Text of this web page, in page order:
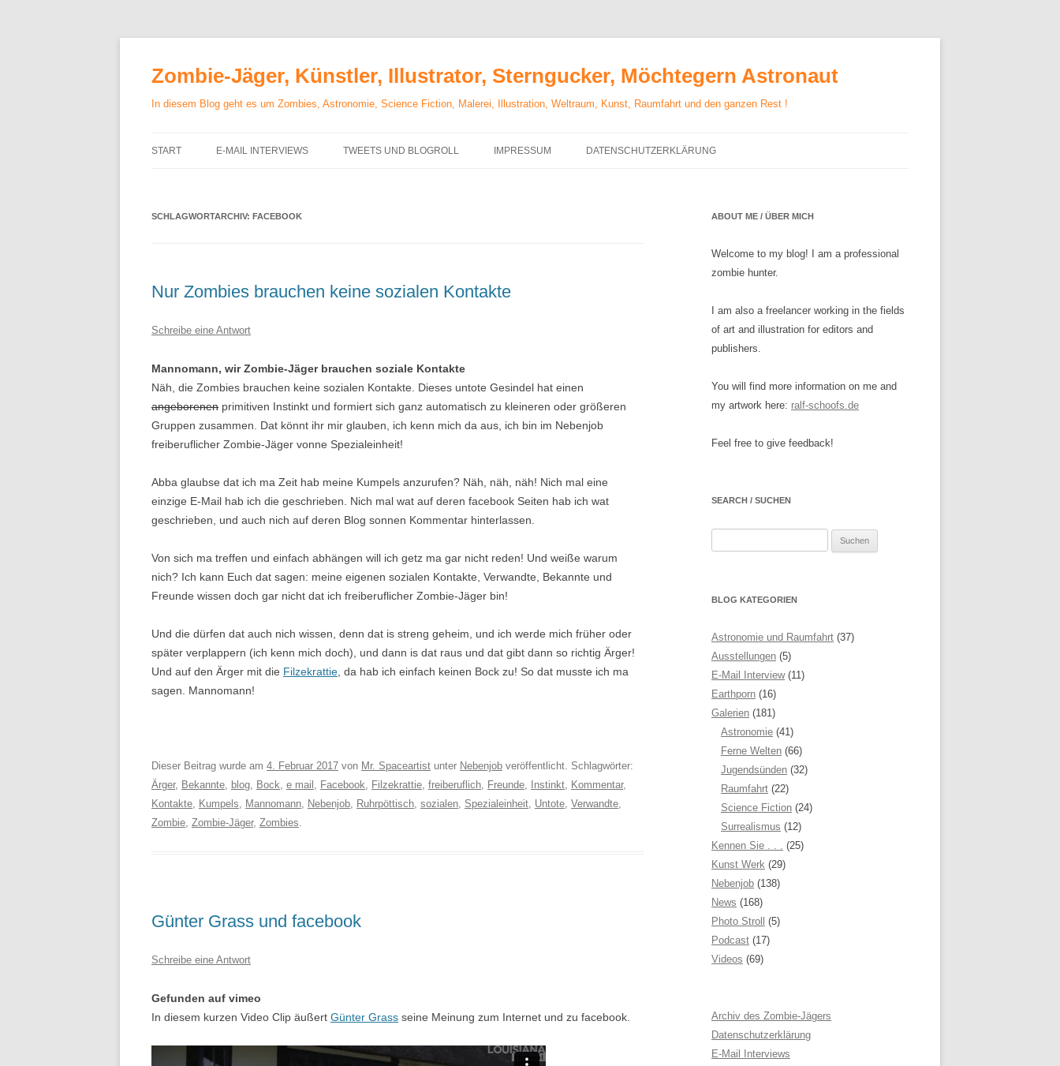
Zombie-Jäger, Künstler, Illustrator, Sterngucker, Möchtegern Astronaut
In diesem Blog geht es um Zombies, Astronomie, Science Fiction, Malerei, Illustration, Weltraum, Kunst, Raumfahrt und den ganzen Rest !
START E-MAIL INTERVIEWS TWEETS UND BLOGROLL IMPRESSUM DATENSCHUTZERKLÄRUNG
SCHLAGWORTARCHIV: FACEBOOK
Nur Zombies brauchen keine sozialen Kontakte
Schreibe eine Antwort
Mannomann, wir Zombie-Jäger brauchen soziale Kontakte
Näh, die Zombies brauchen keine sozialen Kontakte. Dieses untote Gesindel hat einen
angeborenen primitiven Instinkt und formiert sich ganz automatisch zu kleineren oder größeren
Gruppen zusammen. Dat könnt ihr mir glauben, ich kenn mich da aus, ich bin im Nebenjob
freiberuflicher Zombie-Jäger vonne Spezialeinheit!
Abba glaubse dat ich ma Zeit hab meine Kumpels anzurufen? Näh, näh, näh! Nich mal eine
einzige E-Mail hab ich die geschrieben. Nich mal wat auf deren facebook Seiten hab ich wat
geschrieben, und auch nich auf deren Blog sonnen Kommentar hinterlassen.
Von sich ma treffen und einfach abhängen will ich getz ma gar nicht reden! Und weiße warum
nich? Ich kann Euch dat sagen: meine eigenen sozialen Kontakte, Verwandte, Bekannte und
Freunde wissen doch gar nicht dat ich freiberuflicher Zombie-Jäger bin!
Und die dürfen dat auch nich wissen, denn dat is streng geheim, und ich werde mich früher oder
später verplappern (ich kenn mich doch), und dann is dat raus und dat gibt dann so richtig Ärger!
Und auf den Ärger mit die Filzekrattie , da hab ich einfach keinen Bock zu! So dat musste ich ma
sagen. Mannomann!
Dieser Beitrag wurde am 4. Februar 2017 von Mr. Spaceartist unter Nebenjob veröffentlicht. Schlagwörter:
Ärger, Bekannte, blog, Bock, e mail , Facebook, Filzekrattie, freiberuflich, Freunde, Instinkt, Kommentar,
Kontakte, Kumpels, Mannomann, Nebenjob, Ruhrpöttisch, sozialen, Spezialeinheit, Untote, Verwandte,
Zombie, Zombie-Jäger, Zombies.
Günter Grass und facebook
Schreibe eine Antwort
Gefunden auf vimeo
In diesem kurzen Video Clip äußert Günter Grass seine Meinung zum Internet und zu facebook.
ABOUT ME / ÜBER MICH
Welcome to my blog! I am a professional
zombie hunter.
I am also a freelancer working in the fields
of art and illustration for editors and
publishers.
You will find more information on me and
my artwork here: ralf-schoofs.de
Feel free to give feedback!
SEARCH / SUCHEN
BLOG KATEGORIEN
Astronomie und Raumfahrt (37)
Ausstellungen (5)
E-Mail Interview(11)
Earthporn (16)
Galerien (181)
Astronomie (41)
Ferne Welten (66)
Jugendsünden (32)
Raumfahrt (22)
Science Fiction (24)
Surrealismus (12)
Kennen Sie . . . (25)
Kunst Werk (29)
Nebenjob (138)
News (168)
Photo Stroll
(5)
Podcast (17)
Videos (69)
Archiv des Zombie-Jägers
Datenschutzerklärung
E-Mail Interviews